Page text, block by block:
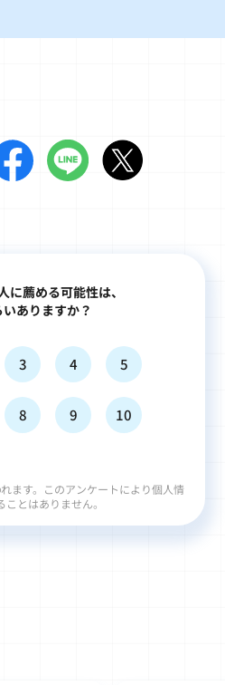
に薦める可能性は、
ありますか？
3 4 5
8 9 10
ます。このアンケートにより個人情
とはありません。